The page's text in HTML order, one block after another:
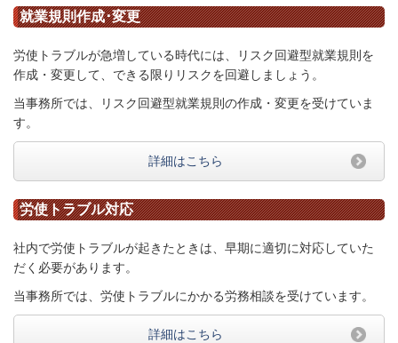
就業規則作成･変更
労使トラブルが急増している時代には、リスク回避型就業規則を
作成・変更して、できる限りリスクを回避しましょう。
当事務所では、リスク回避型就業規則の作成・変更を受けていま
す。
詳細はこちら
労使トラブル対応
社内で労使トラブルが起きたときは、早期に適切に対応していた
だく必要があります。
当事務所では、労使トラブルにかかる労務相談を受けています。
詳細はこちら